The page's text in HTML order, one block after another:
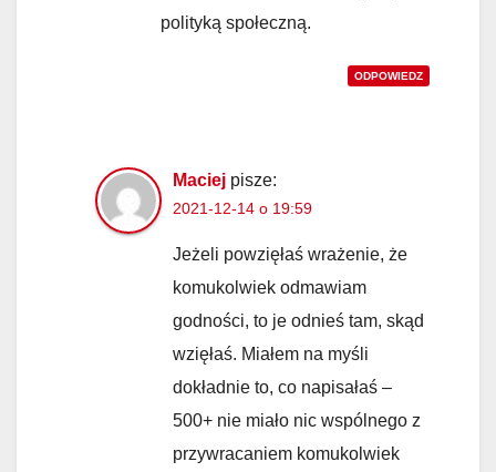
polityką społeczną.
ODPOWIEDZ
Maciej pisze:
2021-12-14 o 19:59
Jeżeli powzięłaś wrażenie, że
komukolwiek odmawiam
godności, to je odnieś tam, skąd
wzięłaś. Miałem na myśli
dokładnie to, co napisałaś –
500+ nie miało nic wspólnego z
przywracaniem komukolwiek